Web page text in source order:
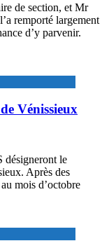
de section, et Mr
remporté largement
d’y parvenir.
Vénissieux
désigneront le
Après des
mois d’octobre